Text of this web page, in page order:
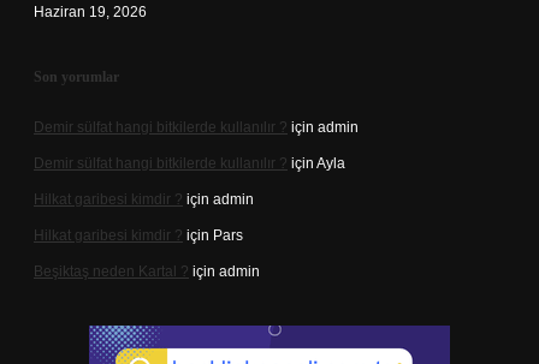
Haziran 19, 2026
Son yorumlar
Demir sülfat hangi bitkilerde kullanılır ? için admin
Demir sülfat hangi bitkilerde kullanılır ? için Ayla
Hilkat garibesi kimdir ? için admin
Hilkat garibesi kimdir ? için Pars
Beşiktaş neden Kartal ? için admin